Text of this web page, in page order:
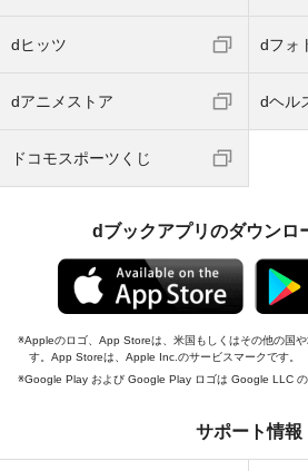
dヒッツ dフォ
dアニメストア dヘル
ドコモスポーツくじ
dブックアプリのダウンロ
Appleのロゴ、App Storeは、米国もしくはその他の国
す。App Storeは、Apple Inc.のサービスマークです。
Google Play および Google Play ロゴは Google LLC の
サポート情報